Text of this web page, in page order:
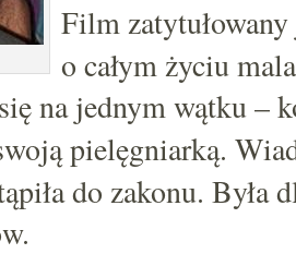
Film zatytułowany
o całym życiu
na jednym wątku –
pielęgniarką.
do zakonu. Była